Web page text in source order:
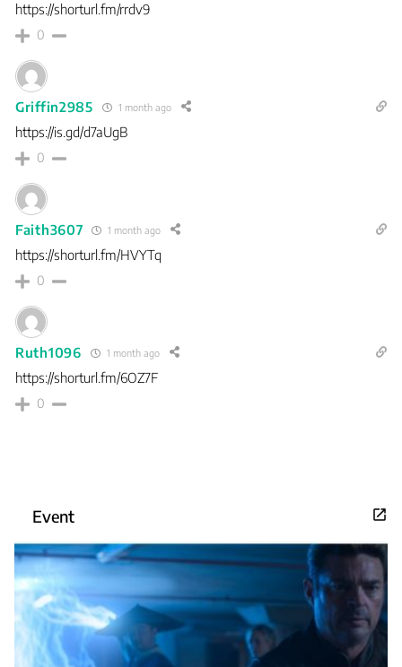
https://shorturl.fm/rrdv9
0
Griffin2985 1 month ago
https://is.gd/d7aUgB
0
Faith3607 1 month ago
https://shorturl.fm/HVYTq
0
Ruth1096 1 month ago
https://shorturl.fm/6OZ7F
0
Event